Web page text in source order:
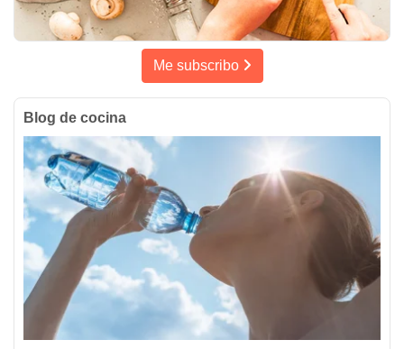
Me subscribo
Blog de cocina